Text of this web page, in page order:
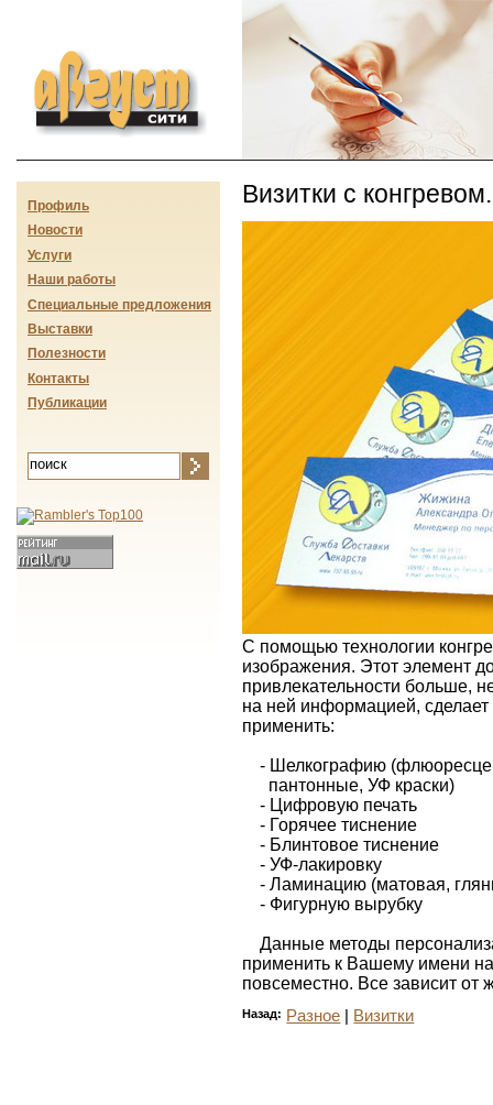
Август-сити
Визитки с
С помощью технологии
изображения. Этот элемент
привлекательности больше,
на ней информацией,
применить:
- Шелкографию
пантонные, УФ краски)
- Цифровую печать
- Горячее тиснение
- Блинтовое тиснение
- УФ-лакировку
- Ламинацию (матовая,
- Фигурную вырубку
Данные методы
применить к Вашему имени
повсеместно. Все зависит от
Назад: Разное Визитки
Профиль
Новости
Услуги
Наши работы
Специальные предложения
Выставки
Полезности
Контакты
Публикации